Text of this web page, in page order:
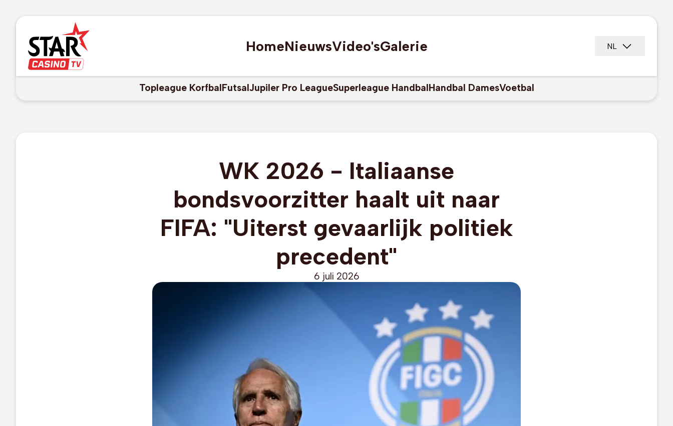
HomeNieuwsVideo'sGalerie NL
Topleague KorfbalFutsalJupiler Pro LeagueSuperleague HandbalHandbal DamesVoetbal
WK 2026 - Italiaanse
bondsvoorzitter haalt uit naar
FIFA: "Uiterst gevaarlijk politiek
precedent"
6 juli 2026